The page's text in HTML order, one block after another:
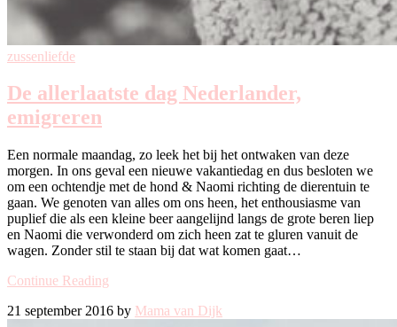
zussenliefde
De allerlaatste dag Nederlander,
emigreren
Een normale maandag, zo leek het bij het ontwaken van deze
morgen. In ons geval een nieuwe vakantiedag en dus besloten we
om een ochtendje met de hond & Naomi richting de dierentuin te
gaan. We genoten van alles om ons heen, het enthousiasme van
puplief die als een kleine beer aangelijnd langs de grote beren liep
en Naomi die verwonderd om zich heen zat te gluren vanuit de
wagen. Zonder stil te staan bij dat wat komen gaat…
Continue Reading
21 september 2016 by Mama van Dijk